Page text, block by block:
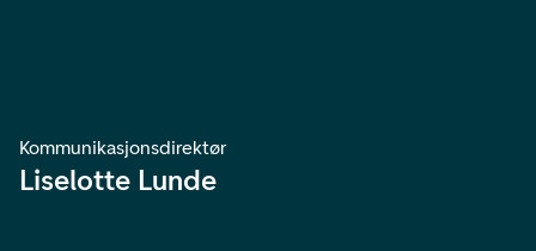
Kommunikasjonsdirektør
Liselotte Lunde